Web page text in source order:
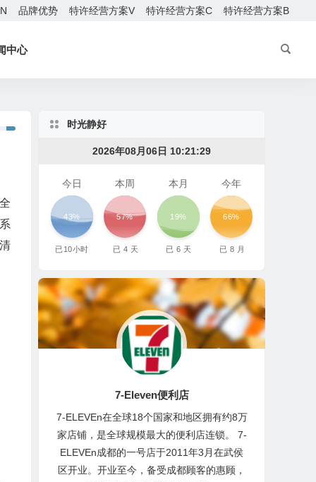
品牌优势 特许经营方案V 特许经营方案C 特许经营方案B
中心
时光静好
2026年08月06日 10:21:30
今日
43%
已10小时
本周
57%
已 4 天
本月
19%
已 6 天
今年
66%
已 8 月
7-Eleven便利店
7-ELEVEn在全球18个国家和地区拥有约8万
家店铺，是全球规模最大的便利店连锁。 7-
ELEVEn成都的一号店于2011年3月在武侯
区开业。开业至今，备受成都顾客的惠顾，